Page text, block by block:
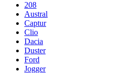
208
Austral
Captur
Clio
Dacia
Duster
Ford
Jogger